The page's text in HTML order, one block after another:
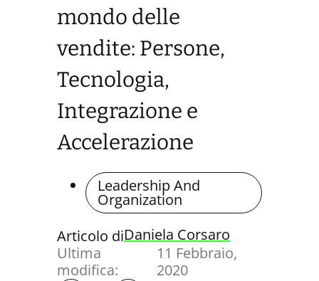
mondo delle
vendite: Persone,
Tecnologia,
Integrazione e
Accelerazione
Leadership And
Organization
Articolo diDaniela Corsaro
Ultima
modifica:
11 Febbraio,
2020